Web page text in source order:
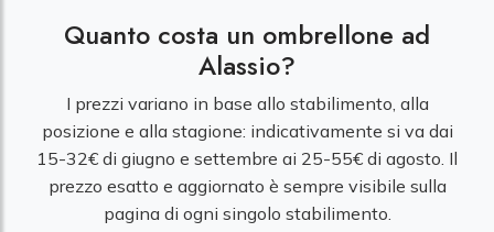
Quanto costa un ombrellone ad
Alassio?
I prezzi variano in base allo stabilimento, alla
posizione e alla stagione: indicativamente si va dai
15-32€ di giugno e settembre ai 25-55€ di agosto. Il
prezzo esatto e aggiornato è sempre visibile sulla
pagina di ogni singolo stabilimento.